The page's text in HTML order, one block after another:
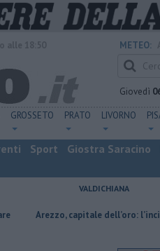
METEO:
Giovedì
GROSSETO PRATO LIVORNO
Sport Giostra Saracino
VALDICHIANA
dell’oro: l’incisione su